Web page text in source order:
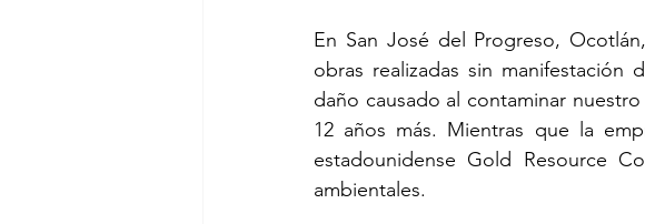
En San José del Progreso,
obras realizadas sin
daño causado al contaminar
12 años más. Mientras que la
estadounidense Gold Resource
ambientales.